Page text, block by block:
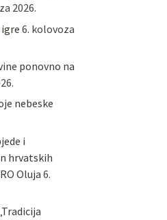
2026.
6. kolovoza
ponovno na
nebeske
i
hrvatskih
Oluja6.